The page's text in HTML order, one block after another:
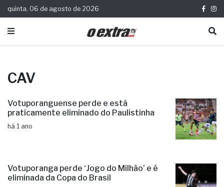
quinta, 06 de agosto de 2026
CAV
Votuporanguense perde e está
praticamente eliminado do Paulistinha
há 1 ano
Votuporanga perde ‘Jogo do Milhão’ e é
eliminada da Copa do Brasil